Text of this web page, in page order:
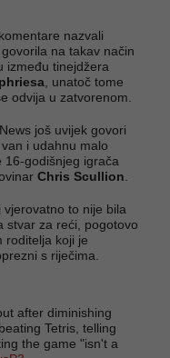
nazvali
na takav način
između tinejdžera
, unatoč tome
odvija u zatvorenom.
još uvijek govori
i udahnu malo
16-godišnjeg igrača
Chris Scullion
to nije bila
stvar za reći, pogotovo
roditelja koji je
s riječima.
after diminishing
Tetris, telling
the game "isn't a